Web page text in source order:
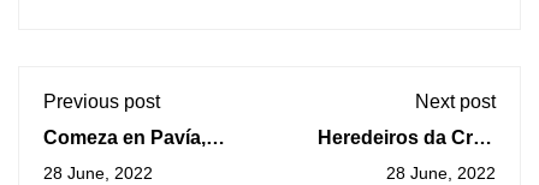
Previous post
Comeza en Pavía,
Italia, o proxecto
28 June, 2022
Next post
Heredeiros da Crus
celebra o seu 30
28 June, 2022